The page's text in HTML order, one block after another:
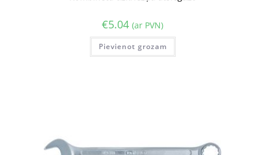
€5.04 (ar PVN)
Pievienot grozam